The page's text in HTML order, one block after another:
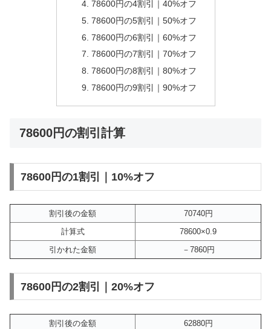
78600円の4割引｜40%オフ
78600円の5割引｜50%オフ
78600円の6割引｜60%オフ
78600円の7割引｜70%オフ
78600円の8割引｜80%オフ
78600円の9割引｜90%オフ
78600円の割引計算
78600円の1割引｜10%オフ
割引後の金額
70740円
計算式
78600×0.9
引かれた金額
－7860円
78600円の2割引｜20%オフ
割引後の金額
62880円